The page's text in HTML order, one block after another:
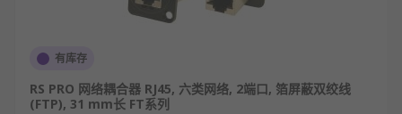
有库存
RS PRO 网络耦合器 RJ45, 六类网络, 2端口, 箔屏蔽双绞线
(FTP), 31 mm长 FT系列